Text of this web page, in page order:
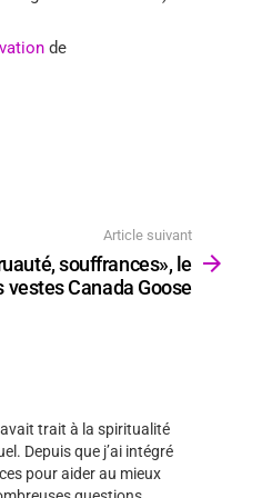
de
Article suivant
souffrances», le
vestes Canada Goose
avait trait à la spiritualité
Depuis que j’ai intégré
pour aider au mieux